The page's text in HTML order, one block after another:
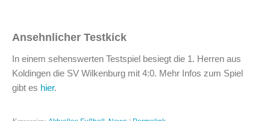
Ansehnlicher Testkick
In einem sehenswerten Testspiel besiegt die 1. Herren aus
Koldingen die SV Wilkenburg mit 4:0. Mehr Infos zum Spiel
gibt es hier.